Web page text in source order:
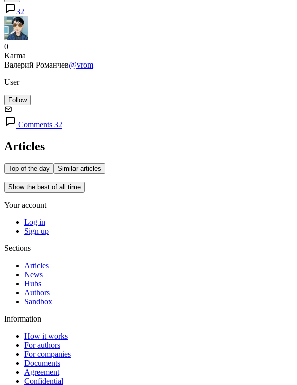
32
0
Karma
Валерий Романчев@vrom
User
Follow
Comments 32
Articles
Top of the day Similar articles
Show the best of all time
Your account
Log in
Sign up
Sections
Articles
News
Hubs
Authors
Sandbox
Information
How it works
For authors
For companies
Documents
Agreement
Confidential